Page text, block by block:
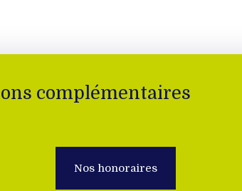
complémentaires
Nos honoraires